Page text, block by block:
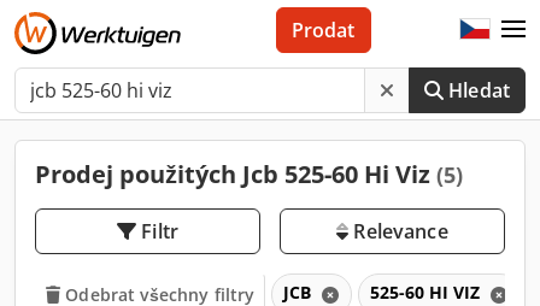
Hledat
Prodat
Prodej použitých Jcb 525-60 Hi Viz (5)
Filtr Relevance
Odebrat všechny filtry JCB 525-60 HI VIZ